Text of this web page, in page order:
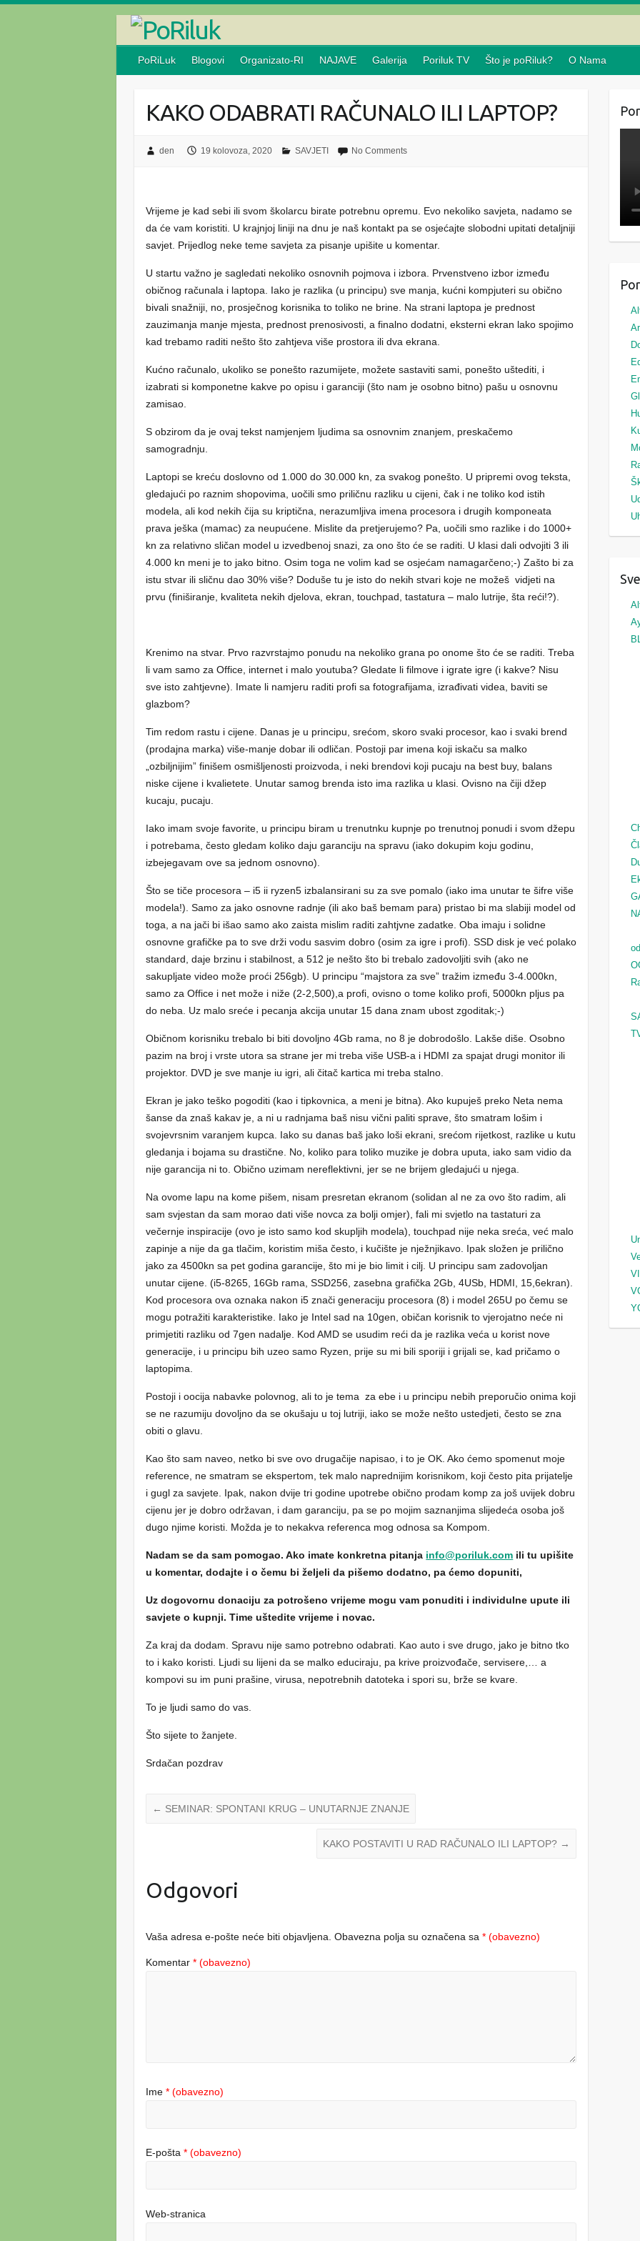
PoRiLuk
Blogovi Organizato-RI NAJAVE Galerija Poriluk TV Što je poRiluk? O Nama
KAKO ODABRATI RAČUNALO ILI LAPTOP?
den 19 kolovoza, 2020 SAVJETI No Comments
Vrijeme je kad sebi ili svom školarcu birate potrebnu opremu. Evo nekoliko savjeta, nadamo se
da će vam koristiti. U krajnjoj liniji na dnu je naš kontakt pa se osjećajte slobodni upitati detaljniji
savjet. Prijedlog neke teme savjeta za pisanje upišite u komentar.
U startu važno je sagledati nekoliko osnovnih pojmova i izbora. Prvenstveno izbor između
običnog računala i laptopa. Iako je razlika (u principu) sve manja, kućni kompjuteri su obično
bivali snažniji, no, prosječnog korisnika to toliko ne brine. Na strani laptopa je prednost
zauzimanja manje mjesta, prednost prenosivosti, a finalno dodatni, eksterni ekran lako spojimo
kad trebamo raditi nešto što zahtjeva više prostora ili dva ekrana.
Kućno računalo, ukoliko se ponešto razumijete, možete sastaviti sami, ponešto uštediti, i
izabrati si komponetne kakve po opisu i garanciji (što nam je osobno bitno) pašu u osnovnu
zamisao.
S obzirom da je ovaj tekst namjenjem ljudima sa osnovnim znanjem, preskačemo
samogradnju.
Laptopi se kreću doslovno od 1.000 do 30.000 kn, za svakog ponešto. U pripremi ovog teksta,
gledajući po raznim shopovima, uočili smo priličnu razliku u cijeni, čak i ne toliko kod istih
modela, ali kod nekih čija su kriptična, nerazumljiva imena procesora i drugih komponeata
prava ješka (mamac) za neupućene. Mislite da pretjerujemo? Pa, uočili smo razlike i do 1000+
kn za relativno sličan model u izvedbenoj snazi, za ono što će se raditi. U klasi dali odvojiti 3 ili
4.000 kn meni je to jako bitno. Osim toga ne volim kad se osjećam namagarčeno;-) Zašto bi za
istu stvar ili sličnu dao 30% više? Doduše tu je isto do nekih stvari koje ne možeš vidjeti na
prvu (finiširanje, kvaliteta nekih djelova, ekran, touchpad, tastatura – malo lutrije, šta reći!?).
Krenimo na stvar. Prvo razvrstajmo ponudu na nekoliko grana po onome što će se raditi. Treba
li vam samo za Office, internet i malo youtuba? Gledate li filmove i igrate igre (i kakve? Nisu
sve isto zahtjevne). Imate li namjeru raditi profi sa fotografijama, izrađivati videa, baviti se
glazbom?
Tim redom rastu i cijene. Danas je u principu, srećom, skoro svaki procesor, kao i svaki brend
(prodajna marka) više-manje dobar ili odličan. Postoji par imena koji iskaču sa malko
„ozbiljnijim” finišem osmišljenosti proizvoda, i neki brendovi koji pucaju na best buy, balans
niske cijene i kvalietete. Unutar samog brenda isto ima razlika u klasi. Ovisno na čiji džep
kucaju, pucaju.
Iako imam svoje favorite, u principu biram u trenutnku kupnje po trenutnoj ponudi i svom džepu
i potrebama, često gledam koliko daju garanciju na spravu (iako dokupim koju godinu,
izbejegavam ove sa jednom osnovno).
Što se tiče procesora – i5 ii ryzen5 izbalansirani su za sve pomalo (iako ima unutar te šifre više
modela!). Samo za jako osnovne radnje (ili ako baš bemam para) pristao bi ma slabiji model od
toga, a na jači bi išao samo ako zaista mislim raditi zahtjvne zadatke. Oba imaju i solidne
osnovne grafičke pa to sve drži vodu sasvim dobro (osim za igre i profi). SSD disk je već polako
standard, daje brzinu i stabilnost, a 512 je nešto što bi trebalo zadovoljiti svih (ako ne
sakupljate video može proći 256gb). U principu “majstora za sve” tražim između 3-4.000kn,
samo za Office i net može i niže (2-2,500),a profi, ovisno o tome koliko profi, 5000kn pljus pa
do neba. Uz malo sreće i pecanja akcija unutar 15 dana znam ubost zgoditak;-)
Običnom korisniku trebalo bi biti dovoljno 4Gb rama, no 8 je dobrodošlo. Lakše diše. Osobno
pazim na broj i vrste utora sa strane jer mi treba više USB-a i HDMI za spajat drugi monitor ili
projektor. DVD je sve manje iu igri, ali čitač kartica mi treba stalno.
Ekran je jako teško pogoditi (kao i tipkovnica, a meni je bitna). Ako kupuješ preko Neta nema
šanse da znaš kakav je, a ni u radnjama baš nisu vični paliti sprave, što smatram lošim i
svojevrsnim varanjem kupca. Iako su danas baš jako loši ekrani, srećom rijetkost, razlike u kutu
gledanja i bojama su drastične. No, koliko para toliko muzike je dobra uputa, iako sam vidio da
nije garancija ni to. Obično uzimam nereflektivni, jer se ne brijem gledajući u njega.
Na ovome lapu na kome pišem, nisam presretan ekranom (solidan al ne za ovo što radim, ali
sam svjestan da sam morao dati više novca za bolji omjer), fali mi svjetlo na tastaturi za
večernje inspiracije (ovo je isto samo kod skupljih modela), touchpad nije neka sreća, već malo
zapinje a nije da ga tlačim, koristim miša često, i kučište je nježnjikavo. Ipak složen je prilično
jako za 4500kn sa pet godina garancije, što mi je bio limit i cilj. U principu sam zadovoljan
unutar cijene. (i5-8265, 16Gb rama, SSD256, zasebna grafička 2Gb, 4USb, HDMI, 15,6ekran).
Kod procesora ova oznaka nakon i5 znači generaciju procesora (8) i model 265U po čemu se
mogu potražiti karakteristike. Iako je Intel sad na 10gen, običan korisnik to vjerojatno neće ni
primjetiti razliku od 7gen nadalje. Kod AMD se usudim reći da je razlika veća u korist nove
generacije, i u principu bih uzeo samo Ryzen, prije su mi bili sporiji i grijali se, kad pričamo o
laptopima.
Postoji i oocija nabavke polovnog, ali to je tema za ebe i u principu nebih preporučio onima koji
se ne razumiju dovoljno da se okušaju u toj lutriji, iako se može nešto ustedjeti, često se zna
obiti o glavu.
Kao što sam naveo, netko bi sve ovo drugačije napisao, i to je OK. Ako ćemo spomenut moje
reference, ne smatram se ekspertom, tek malo naprednijim korisnikom, koji često pita prijatelje
i gugl za savjete. Ipak, nakon dvije tri godine upotrebe obično prodam komp za još uvijek dobru
cijenu jer je dobro održavan, i dam garanciju, pa se po mojim saznanjima slijedeća osoba još
dugo njime koristi. Možda je to nekakva referenca mog odnosa sa Kompom.
Nadam se da sam pomogao. Ako imate konkretna pitanja info@poriluk.com ili tu upišite
u komentar, dodajte i o čemu bi željeli da pišemo dodatno, pa ćemo dopuniti,
Uz dogovornu donaciju za potrošeno vrijeme mogu vam ponuditi i individulne upute ili
savjete o kupnji. Time uštedite vrijeme i novac.
Za kraj da dodam. Spravu nije samo potrebno odabrati. Kao auto i sve drugo, jako je bitno tko
to i kako koristi. Ljudi su lijeni da se malko educiraju, pa krive proizvođače, servisere,… a
kompovi su im puni prašine, virusa, nepotrebnih datoteka i spori su, brže se kvare.
To je ljudi samo do vas.
Što sijete to žanjete.
Srdačan pozdrav
← SEMINAR: SPONTANI KRUG – UNUTARNJE ZNANJE
KAKO POSTAVITI U RAD RAČUNALO ILI LAPTOP? →
Odgovori
Vaša adresa e-pošte neće biti objavljena. Obavezna polja su označena sa* (obavezno)
Komentar* (obavezno)
Ime* (obavezno)
E-pošta* (obavezno)
Web-stranica